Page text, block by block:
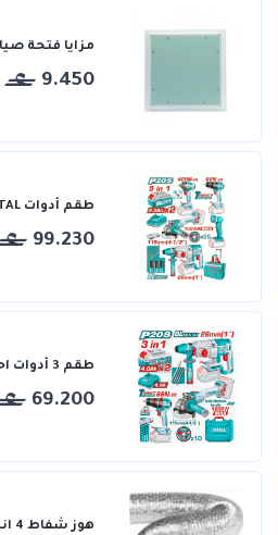
مزايا فتحة صيانة
9.450
طقم أدوات TOTAL اللاسلكي 5×1
99.230
طقم 3 أدوات احترافية من توتال
69.200
هوز شفاط 4 انش